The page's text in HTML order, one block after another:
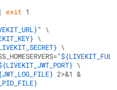
exit 1
" \
\
\
"
\
2>&1 &